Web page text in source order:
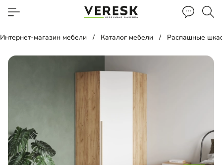
Интернет-магазин мебели Каталог мебели Распашные